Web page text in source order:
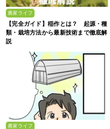
農家ライフ
【完全ガイド】稲作とは？ 起源・種
類・栽培方法から最新技術まで徹底解
説
農家ライフ